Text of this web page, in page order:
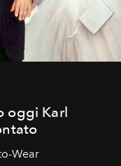
oggi Karl
Wear